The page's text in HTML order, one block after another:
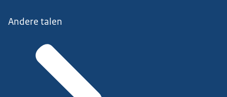
Andere talen